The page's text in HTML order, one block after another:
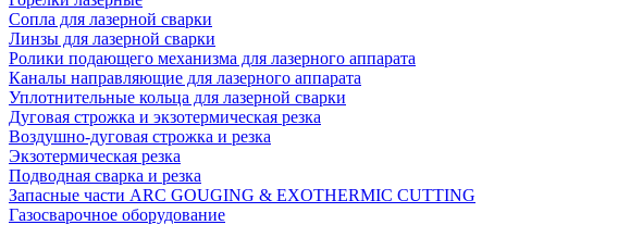
Сопла для лазерной сварки
Линзы для лазерной сварки
Ролики подающего механизма для лазерного аппарата
Каналы направляющие для лазерного аппарата
Уплотнительные кольца для лазерной сварки
Дуговая строжка и экзотермическая резка
Воздушно-дуговая строжка и резка
Экзотермическая резка
Подводная сварка и резка
Запасные части ARC GOUGING & EXOTHERMIC CUTTING
Газосварочное оборудование